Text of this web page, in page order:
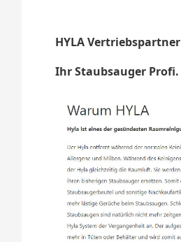
HYLA Vertriebspartner
Ihr Staubsauger Profi.